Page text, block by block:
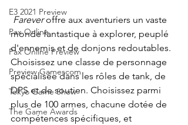
E3 2021 Preview
Pax Online
Pax Online Preview
Preview Gamescom
Tokyo Game Show
The Game Awards
Farever offre aux aventuriers un vaste
monde fantastique à explorer, peuplé
d'ennemis et de donjons redoutables.
Choisissez une classe de personnage
spécialisée dans les rôles de tank, de
DPS et de soutien. Choisissez parmi
plus de 100 armes, chacune dotée de
compétences spécifiques, et